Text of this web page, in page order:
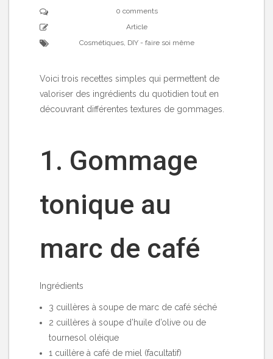
0 comments
Article
Cosmétiques, DIY - faire soi même
Voici trois recettes simples qui permettent de
valoriser des ingrédients du quotidien tout en
découvrant différentes textures de gommages.
1. Gommage
tonique au
marc de café
Ingrédients
3 cuillères à soupe de marc de café séché
2 cuillères à soupe d’huile d’olive ou de
tournesol oléique
1 cuillère à café de miel (facultatif)